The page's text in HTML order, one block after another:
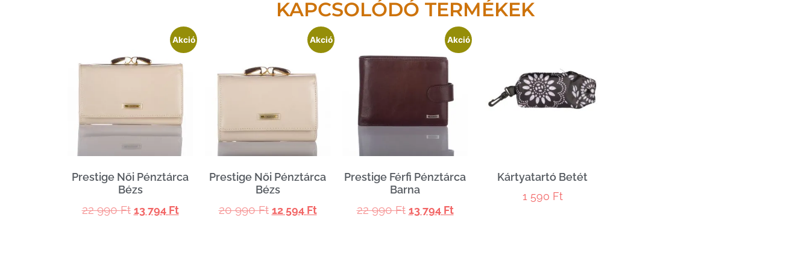
KAPCSOLÓDÓ TERMÉKEK
Akció
Prestige Női Pénztárca
Bézs
22 990Ft 13 794 Ft
Akció
Prestige Női Pénztárca
Bézs
20 990Ft 12 594 Ft
Akció
Prestige Férfi Pénztárca
Barna
22 990Ft 13 794 Ft
Kártyatartó Betét
1 590 Ft